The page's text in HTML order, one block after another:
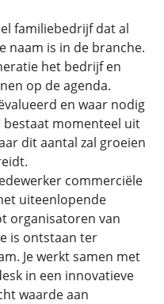
familiebedrijf dat al
naam is in de branche.
het bedrijf en
op de agenda.
en waar nodig
momenteel uit
dit aantal zal groeien
commerciële
uiteenlopende
organisatoren van
is ontstaan ter
Je werkt samen met
in een innovatieve
waarde aan